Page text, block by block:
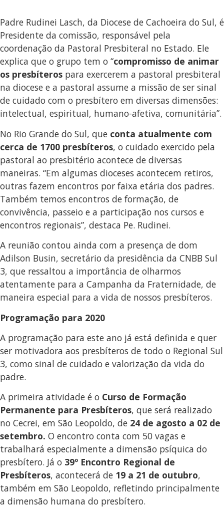
Padre Rudinei Lasch, da Diocese de Cachoeira do Sul, é
Presidente da comissão, responsável pela
coordenação da Pastoral Presbiteral no Estado. Ele
explica que o grupo tem o “compromisso de animar
os presbíteros para exercerem a pastoral presbiteral
na diocese e a pastoral assume a missão de ser sinal
de cuidado com o presbítero em diversas dimensões:
intelectual, espiritual, humano-afetiva, comunitária”.
No Rio Grande do Sul, que conta atualmente com
cerca de 1700 presbíteros, o cuidado exercido pela
pastoral ao presbitério acontece de diversas
maneiras. “Em algumas dioceses acontecem retiros,
outras fazem encontros por faixa etária dos padres.
Também temos encontros de formação, de
convivência, passeio e a participação nos cursos e
encontros regionais”, destaca Pe. Rudinei.
A reunião contou ainda com a presença de dom
Adilson Busin, secretário da presidência da CNBB Sul
3, que ressaltou a importância de olharmos
atentamente para a Campanha da Fraternidade, de
maneira especial para a vida de nossos presbíteros.
Programação para 2020
A programação para este ano já está definida e quer
ser motivadora aos presbíteros de todo o Regional Sul
3, como sinal de cuidado e valorização da vida do
padre.
A primeira atividade é o Curso de Formação
Permanente para Presbíteros, que será realizado
no Cecrei, em São Leopoldo, de 24 de agosto a 02 de
setembro. O encontro conta com 50 vagas e
trabalhará especialmente a dimensão psíquica do
presbítero. Já o 39º Encontro Regional de
Presbíteros, acontecerá de 19 a 21 de outubro,
também em São Leopoldo, refletindo principalmente
a dimensão humana do presbítero.